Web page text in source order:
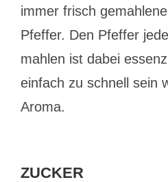
immer frisch
Pfeffer. Den Pfeffer
mahlen ist dabei
einfach zu schnell sein
Aroma.
ZUCKER